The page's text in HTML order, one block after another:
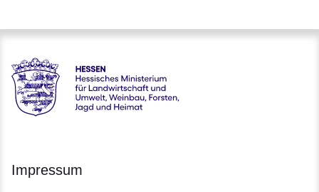
Hessen - Hessisches Ministerium für Landwirtschaft und
Impressum